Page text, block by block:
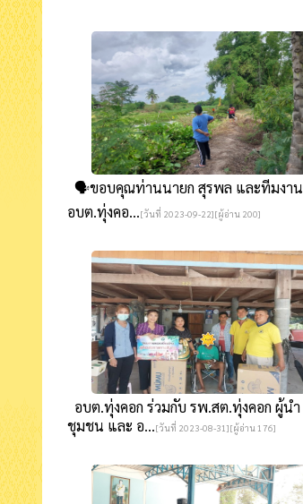
🗣ขอบคุณท่านนายก สุรพล และทีมงาน
อบต.ทุ่งคอ...[วันที่ 2023-09-22][ผู้อ่าน 200]
อบต.ทุ่งคอก ร่วมกับ รพ.สต.ทุ่งคอก ผู้นำ
ชุมชน และ อ...[วันที่ 2023-08-31][ผู้อ่าน 176]